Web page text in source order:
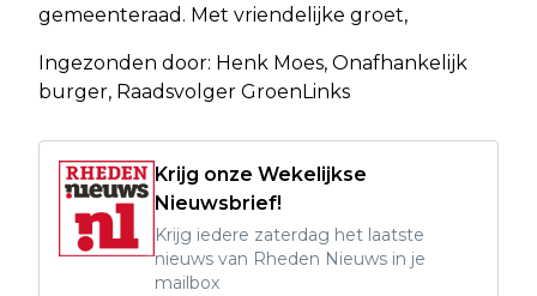
gemeenteraad. Met vriendelijke groet,
Ingezonden door: Henk Moes, Onafhankelijk
burger, Raadsvolger GroenLinks
Krijg onze Wekelijkse
Nieuwsbrief!
Krijg iedere zaterdag het laatste
nieuws van Rheden Nieuws in je
mailbox